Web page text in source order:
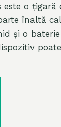
o țigară
înaltă
și o